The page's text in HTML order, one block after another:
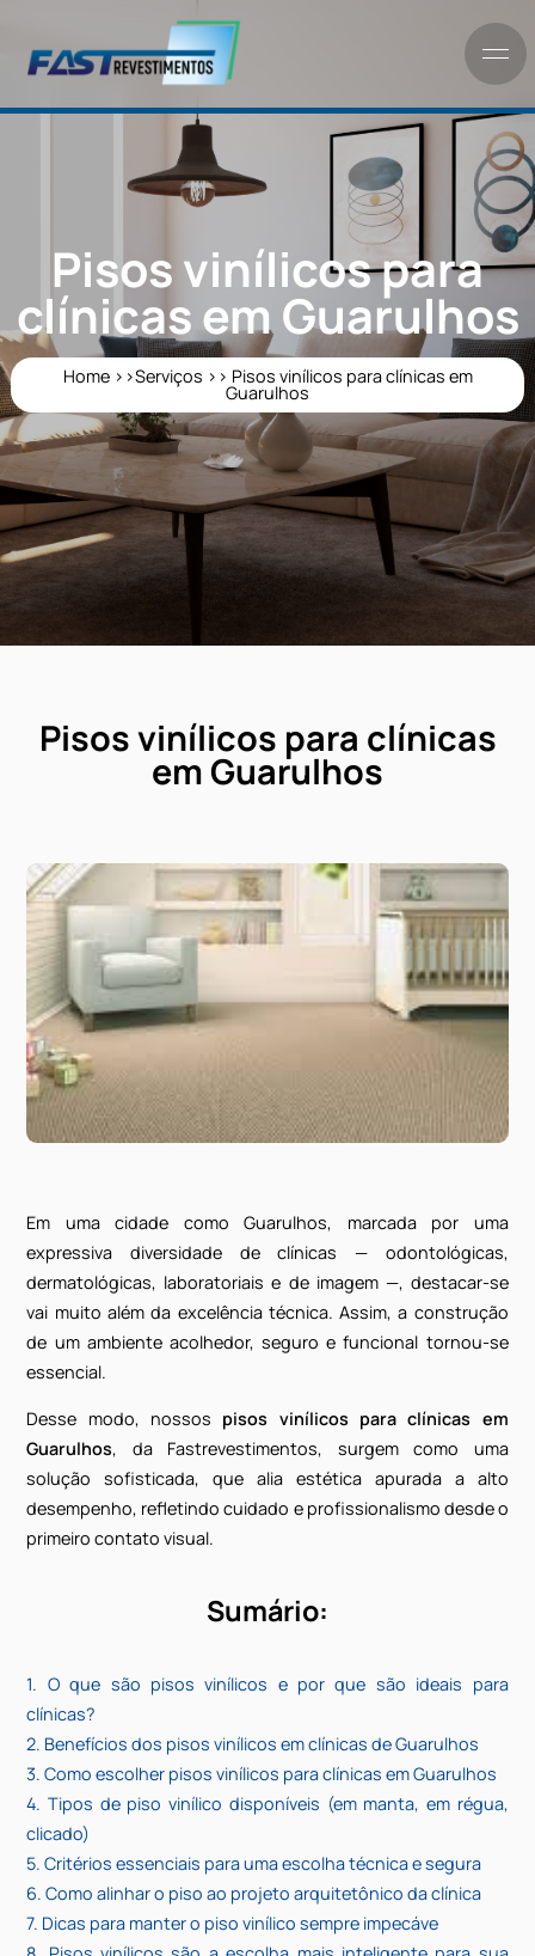
Pisos vinílicos
clínicas em
Home >>Serviços >>Pisos vinílicos para clínicas em
Guarulhos
em Guarulhos
Em uma cidade como Guarulhos, marcada por
dermatológicas, laboratoriais e de imagem —,
vai muito além da excelência técnica. Assim, a
de um ambiente acolhedor, seguro e funcional
essencial.
, da Fastrevestimentos, surgem como
desempenho, refletindo cuidado e profissionalismo
primeiro contato visual.
Sumário:
1. O que são pisos vinílicos e por que são ideais
clínicas?
2. Benefícios dos pisos vinílicos em clínicas de Guarulhos